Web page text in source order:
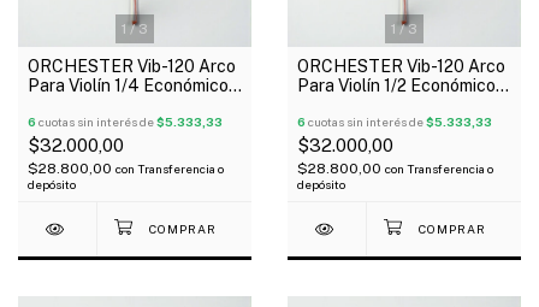
1 /3
ORCHESTER Vib-120 Arco
Para Violín 1/4 Económico
6 cuotas sin interés de$5.333,33
$32.000,00
$28.800,00 con Transferencia o
depósito
1 /3
ORCHESTER Vib-120 Arco
Para Violín 1/2 Económico
6 cuotas sin interés de$5.333,33
$32.000,00
$28.800,00 con Transferencia o
depósito